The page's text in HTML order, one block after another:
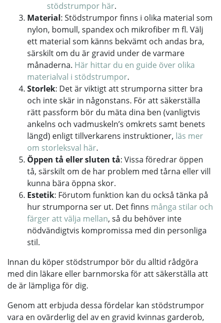
stödstrumpor här.
Material: Stödstrumpor finns i olika material som
nylon, bomull, spandex och mikrofiber m fl. Välj
ett material som känns bekvämt och andas bra,
särskilt om du är gravid under de varmare
månaderna. Här hittar du en guide över olika
materialval i stödstrumpor.
Storlek: Det är viktigt att strumporna sitter bra
och inte skär in någonstans. För att säkerställa
rätt passform bör du mäta dina ben (vanligtvis
ankelns och vadmuskeln’s omkrets samt benets
längd) enligt tillverkarens instruktioner, läs mer
om storleksval här.
Öppen tå eller sluten tå: Vissa föredrar öppen
tå, särskilt om de har problem med tårna eller vill
kunna bära öppna skor.
Estetik: Förutom funktion kan du också tänka på
hur strumporna ser ut. Det finns många stilar och
färger att välja mellan, så du behöver inte
nödvändigtvis kompromissa med din personliga
stil.
Innan du köper stödstrumpor bör du alltid rådgöra
med din läkare eller barnmorska för att säkerställa att
de är lämpliga för dig.
Genom att erbjuda dessa fördelar kan stödstrumpor
vara en ovärderlig del av en gravid kvinnas garderob,